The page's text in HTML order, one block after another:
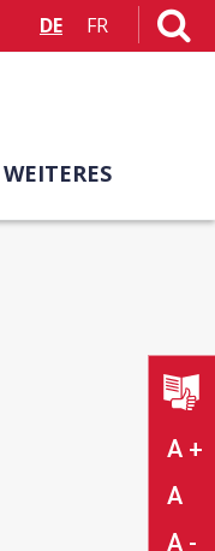
DE FR
WEITERES
A +
A
A -